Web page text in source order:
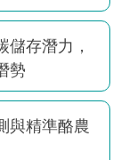
存潛力，
勢
與精準酪農